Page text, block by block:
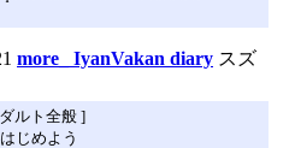
more_ IyanVakan diary スズ
ルト全般 ]
じめよう